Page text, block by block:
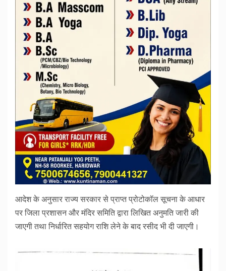
आदेश के अनुसार राज्य सरकार से प्राप्त प्रोटोकॉल सूचना के आधार
पर जिला प्रशासन और मंदिर समिति द्वारा लिखित अनुमति जारी की
जाएगी तथा निर्धारित सहयोग राशि लेने के बाद रसीद भी दी जाएगी।